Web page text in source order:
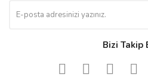
Bizi Takip